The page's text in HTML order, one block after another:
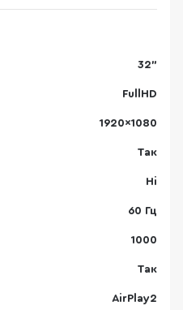
32"
FullHD
1920×1080
Так
Ні
60 Гц
1000
Так
AirPlay2